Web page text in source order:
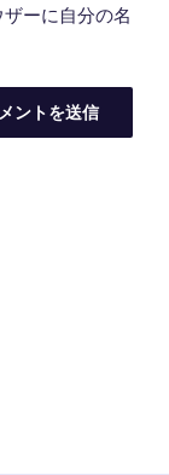
ーに自分の名